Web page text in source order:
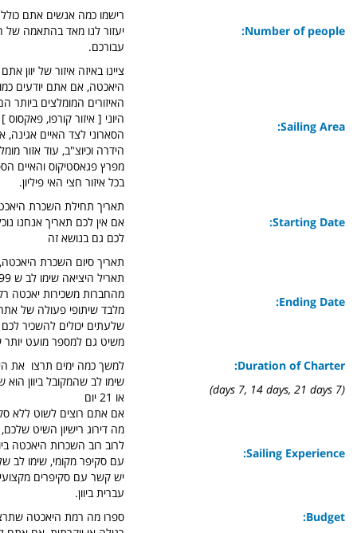
Number of people:
רישמו כמה אנשים אתם כולל
יעזור לנו מאד בהתאמה של
עבורכם.
Sailing Area:
ציינו באיזה איזור של יוון
היאכטה, אם אתם יודעים
האיזורים המומלצים ביותר
היוני [ איזור קורפו,
הסארוני לצד האיים אגינה,
הידרה וכיוצ"ב, עוד אזור
מפרץ פגאסטיקוס והאיים
בכל איזור חצי האי פיליון.
Starting Date:
תאריך תחילת השכרת
אם אין לכם תאריך אנחנו
לכם גם בנושא זה
Ending Date:
תאריך סיום השכרת
מהחברות משכירות יאכטה
מלבד שיתופי פעולה של אתר
שלעתים יכולים להשכיר
משיט גם למספר מועט יותר
Duration of Charter:
(7 days 7, 14 days, 21 days)
למשך כמה ימים תרצו את
שימו לב שהמקובל ביוון הוא
או 21 יום
Sailing Experience:
אם אתם רוצים לשוט ללא
מה דירוג רישיון השיט
לרוב רוב השכרות היאכטה
עם סקיפר מקומי, שימו לב
יש קשר עם סקיפרים
עברית ביוון.
Budget:
ספרו מה רמת היאכטה